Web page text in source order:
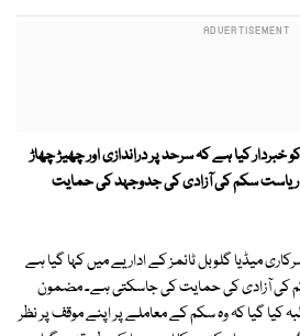
کیا ہے کہ سرحد پر دراندازی اور چھیڑ چھاڑ
سکم کی آزادی کی جدوجہد کی حمایت
میڈیا گلوبل ٹائمز کے اداریے میں کہا گیا ہے
کی آزادی کی حمایت کی جاسکتی ہے۔ مضمون
کیا گیا کہ وہ سکم کے معاملے پر اپنے موقف پر نظر